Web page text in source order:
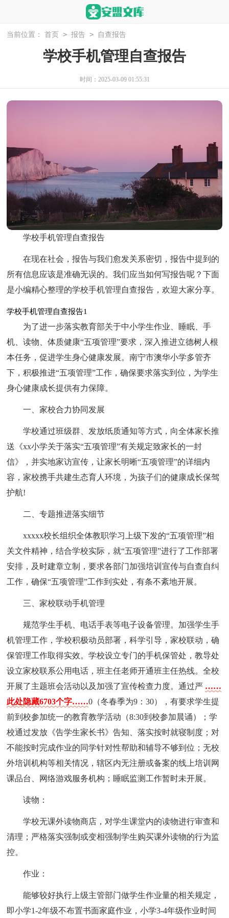
当前位置： 首页 > 报告 > 自查报告
学校手机管理自查报告
时间：2025-03-09 01:55:31
学校手机管理自查报告
在现在社会，报告与我们愈发关系密切，报告中提到的
所有信息应该是准确无误的。我们应当如何写报告呢？下面
是小编精心整理的学校手机管理自查报告，欢迎大家分享。
学校手机管理自查报告1
为了进一步落实教育部关于中小学生作业、睡眠、手
机、读物、体质健康“五项管理”要求，深入推进立德树人根
本任务，促进学生身心健康发展。南宁市澳华小学多管齐
下，积极推进“五项管理”工作，确保要求落实到位，为学生
身心健康成长提供有力保障。
一、家校合力协同发展
学校通过班级群、发放纸质通知等方式，向全体家长推
送《xx小学关于落实“五项管理”有关规定致家长的一封
信》，并实地家访宣传，让家长明晰“五项管理”的详细内
容，家校携手共建生态育人环境，为孩子们的健康成长保驾
护航!
二、专题推进落实细节
xxxxx校长组织全体教职学习上级下发的“五项管理”相
关文件精神，结合学校实际，就“五项管理”进行了工作部署
安排，及时建章立制，要求各部门加强培训宣传与自查自纠
工作，确保“五项管理”工作到实处，有条不紊地开展。
三、家校联动手机管理
规范学生手机、电话手表等电子设备管理。加强学生手
机管理工作，学校积极动员部署，科学引导，家校联动，确
保管理工作取得实效。学校设立专门的手机保管处，教导处
设立家校联系公用电话，班主任老师开通班主任热线。全校
开展了主题班会活动以及加强了宣传检查力度。通过严 ……
此处隐藏6703个字……0（冬春季为9：30），有要求学生提
前到校参加统一的教育教学活动（8:30到校参加晨诵）；学
校通过发放《告学生家长书》告知、落实按时就寝制度；对
不能按时完成作业的同学针对性帮助和辅导不够到位；无校
外培训机构等相关情况，辖区内无注册或备案的线上培训网
课品台、网络游戏服务机构；睡眠监测工作暂时未开展。
读物：
学校无课外读物商店，对学生课堂内的读物进行审查和
清理；严格落实强制或变相强制学生购买课外读物的行为监
控。
作业：
能够较好执行上级主管部门做学生作业量的相关规定，
即小学1-2年级不布置书面家庭作业，小学3-4年级作业时间